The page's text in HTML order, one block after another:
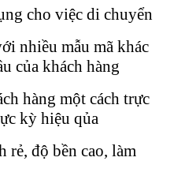
cho việc di chuyển
nhiều mẫu mã khác
của khách hàng
hàng một cách trực
kỳ hiệu qủa
rẻ, độ bền cao, làm